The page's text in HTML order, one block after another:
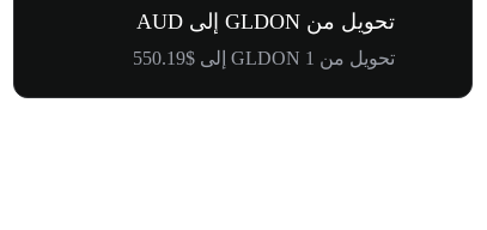
تحويل من GLDON إلى AUD
تحويل من 1 GLDON إلى $550.19